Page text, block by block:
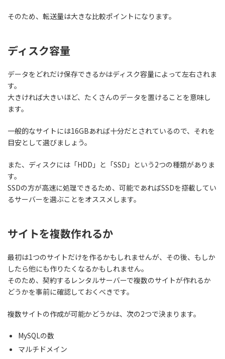
そのため、転送量は大きな比較ポイントになります。
ディスク容量
データをどれだけ保存できるかはディスク容量によって左右されま
す。
大きければ大きいほど、たくさんのデータを置けることを意味し
ます。
一般的なサイトには16GBあれば十分だとされているので、それを
目安として選びましょう。
また、ディスクには「HDD」と「SSD」という2つの種類がありま
す。
SSDの方が高速に処理できるため、可能であればSSDを搭載してい
るサーバーを選ぶことをオススメします。
サイトを複数作れるか
最初は1つのサイトだけを作るかもしれませんが、その後、もしか
したら他にも作りたくなるかもしれません。
そのため、契約するレンタルサーバーで複数のサイトが作れるか
どうかを事前に確認しておくべきです。
複数サイトの作成が可能かどうかは、次の2つで決まります。
MySQLの数
マルチドメイン